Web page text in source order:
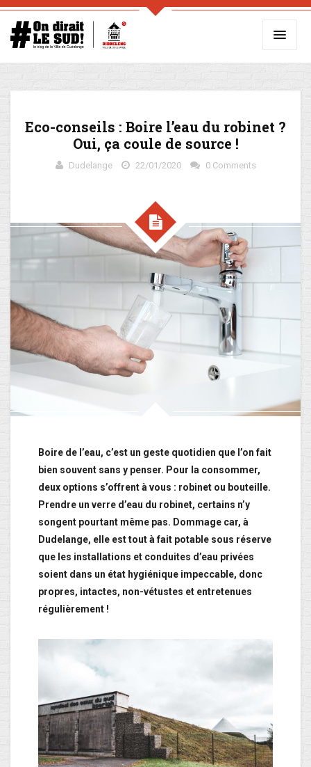
Eco-conseils : Boire l’eau du robinet ?
Oui, ça coule de source !
Dudelange 22/01/2020 0 Comments
Boire de l’eau, c’est un geste quotidien que l’on fait
bien souvent sans y penser. Pour la consommer,
deux options s’offrent à vous : robinet ou bouteille.
Prendre un verre d’eau du robinet, certains n’y
songent pourtant même pas. Dommage car, à
Dudelange, elle est tout à fait potable sous réserve
que les installations et conduites d’eau privées
soient dans un état hygiénique impeccable, donc
propres, intactes, non-vétustes et entretenues
régulièrement !